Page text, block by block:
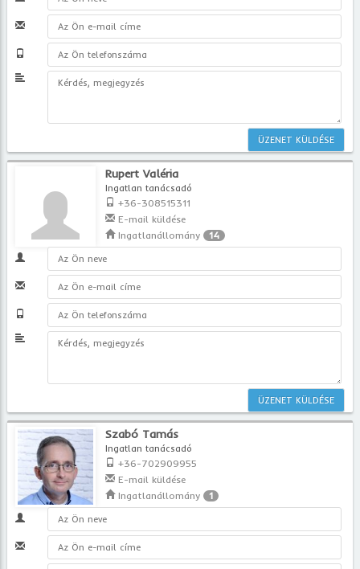
Rupert Valéria
Ingatlan tanácsadó
+36-308515311
E-mail küldése
Ingatlanállomány 14
Szabó Tamás
Ingatlan tanácsadó
+36-702909955
E-mail küldése
Ingatlanállomány 1